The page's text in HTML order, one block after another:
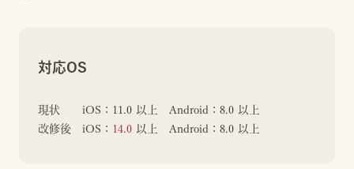
対応OS
現状 iOS：11.0 以上 Android：8.0 以上
改修後 iOS： 14.0 以上 Android：8.0 以上